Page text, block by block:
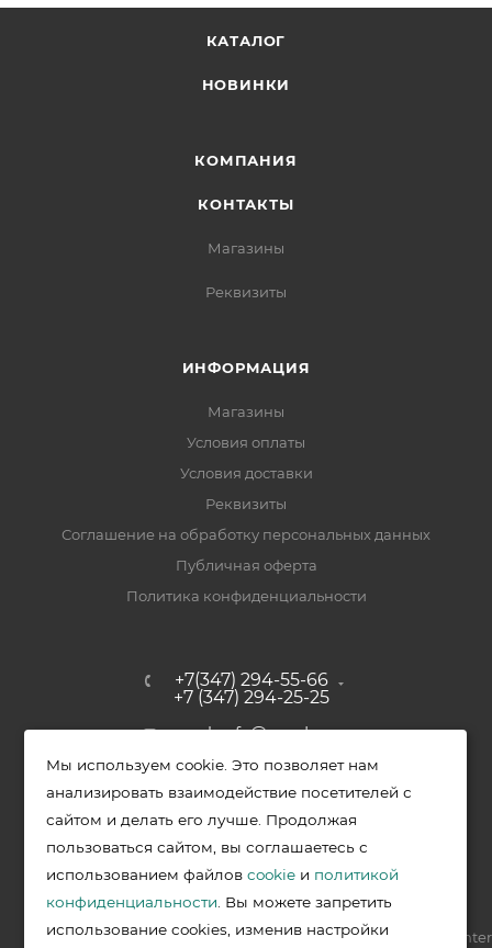
КАТАЛОГ
НОВИНКИ
КОМПАНИЯ
КОНТАКТЫ
Магазины
Реквизиты
ИНФОРМАЦИЯ
Магазины
Условия оплаты
Условия доставки
Реквизиты
Соглашение на обработку персональных данных
Публичная оферта
Политика конфиденциальности
+7(347) 294-55-66
+7 (347) 294-25-25
upak-ufa@yandex.ru
Уфимский район, с. Зубово, ул.
Полевая, д. 44/2, к. 2
2026 © Меркурий - упаковочная продукция от ведущих
производителей в Уфе
Разработка —
VIS.center
Мы используем cookie. Это позволяет нам
анализировать взаимодействие посетителей с
сайтом и делать его лучше. Продолжая
пользоваться сайтом, вы соглашаетесь с
использованием файловcookie и политикой
конфиденциальности . Вы можете запретить
использование cookies, изменив настройки